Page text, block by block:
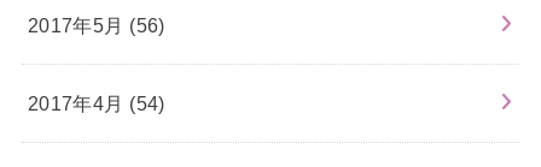
2017年5月 (56)
2017年4月 (54)